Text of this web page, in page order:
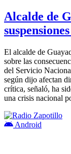
Alcalde de
El alcalde de
sobre las
del Servicio
según dijo afectan
crítica, señaló, ha
una crisis nacional
Android